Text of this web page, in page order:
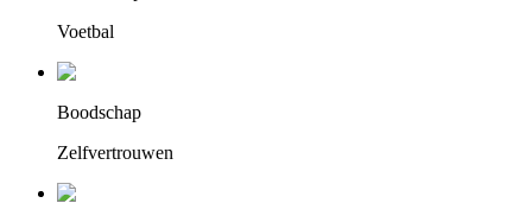
Voetbal
Boodschap
Zelfvertrouwen